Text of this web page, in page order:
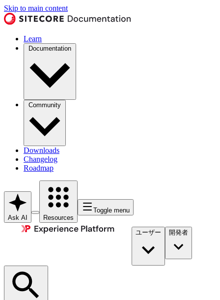
Skip to main content
Learn
Documentation
Community
Downloads
Changelog
Roadmap
Ask AI Resources
Toggle menu
ユーザー 開発者​